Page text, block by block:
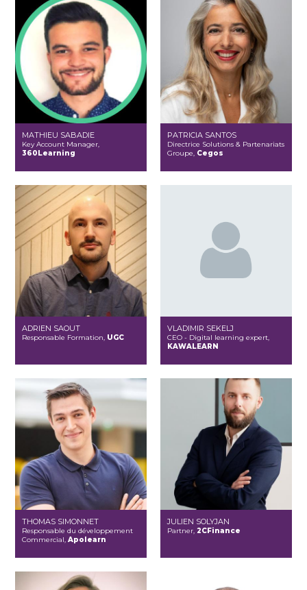
MATHIEU SABADIE
Key Account Manager,
360Learning
PATRICIA SANTOS
Directrice Solutions & Partenariats
Groupe, Cegos
ADRIEN SAOUT
Responsable Formation, UGC
VLADIMIR SEKELJ
CEO - Digital learning expert,
KAWALEARN
THOMAS SIMONNET
Responsable du développement
Commercial,Apolearn
JULIEN SOLYJAN
Partner, 2CFinance